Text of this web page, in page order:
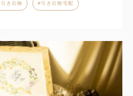
引き出物 引き出物宅配